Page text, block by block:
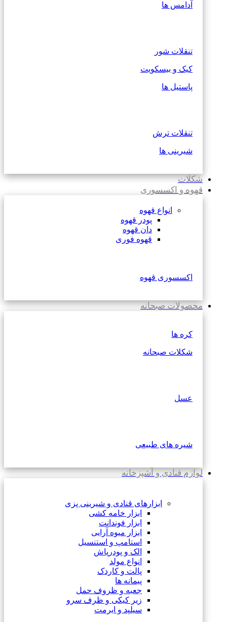
آدامس ها
تنقلات شور
کیک و بیسکویت
پاستیل ها
تنقلات ترش
شیرینی ها
شکلات
قهوه و اکسسوری
انواع قهوه
پودر قهوه
دان قهوه
قهوه فوری
اکسسوری قهوه
محصولات صبحانه
کره ها
شکلات صبحانه
عسل
شیره های طبیعی
لوازم قنادی و آشپزخانه
ابزارهای قنادی و شیرینی پزی
ابزار خامه کشی
ابزار فوندانت
ابزار میوه آرایی
استامپ و استنسیل
الک و پودرپاش
انواع مولد
پالت و کاردک
پیمانه ها
جعبه و ظروف حمل
زیر کیکی و ظرف سرو
سیلپد و ایرمت